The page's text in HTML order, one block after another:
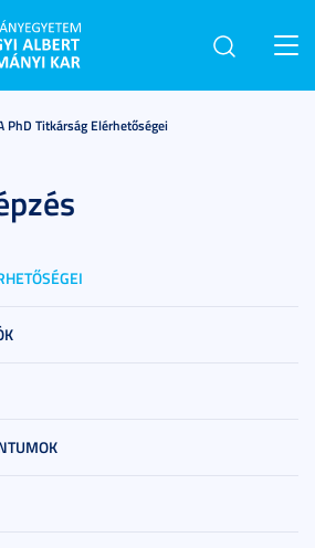
PhD Titkárság Elérhetőségei